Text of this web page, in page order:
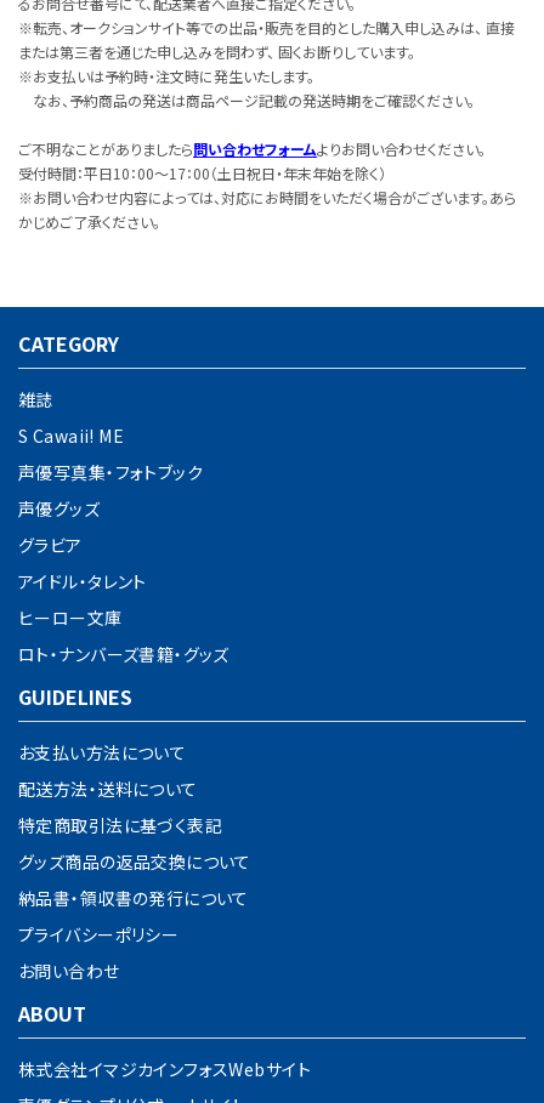
※転売、オークションサイト等での出品・販売を目的とした購入申し込みは、 直接
または第三者を通じた申し込みを問わず、 固くお断りしています。
※お支払いは予約時・注文時に発生いたします。
なお、予約商品の発送は商品ページ記載の発送時期をご確認ください。
ご不明なことがありましたら問い合わせフォームよりお問い合わせください。
受付時間：平日10：00～17：00（土日祝日・年末年始を除く）
※お問い合わせ内容によっては、対応にお時間をいただく場合がございます。あら
かじめご了承ください。
CATEGORY
雑誌
S Cawaii! ME
声優写真集・フォトブック
声優グッズ
グラビア
アイドル・タレント
ヒーロー文庫
ロト・ナンバーズ書籍・グッズ
GUIDELINES
お支払い方法について
配送方法・送料について
特定商取引法に基づく表記
グッズ商品の返品交換について
納品書・領収書の発行について
プライバシーポリシー
お問い合わせ
ABOUT
株式会社イマジカインフォスWebサイト